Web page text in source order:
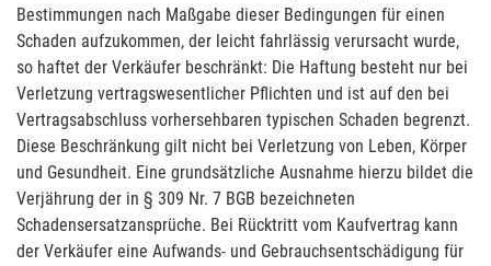
Bestimmungen nach Maßgabe dieser Bedingungen für einen
Schaden aufzukommen, der leicht fahrlässig verursacht wurde,
so haftet der Verkäufer beschränkt: Die Haftung besteht nur bei
Verletzung vertragswesentlicher Pflichten und ist auf den bei
Vertragsabschluss vorhersehbaren typischen Schaden begrenzt.
Diese Beschränkung gilt nicht bei Verletzung von Leben, Körper
und Gesundheit. Eine grundsätzliche Ausnahme hierzu bildet die
Verjährung der in § 309 Nr. 7 BGB bezeichneten
Schadensersatzansprüche. Bei Rücktritt vom Kaufvertrag kann
der Verkäufer eine Aufwands- und Gebrauchsentschädigung für